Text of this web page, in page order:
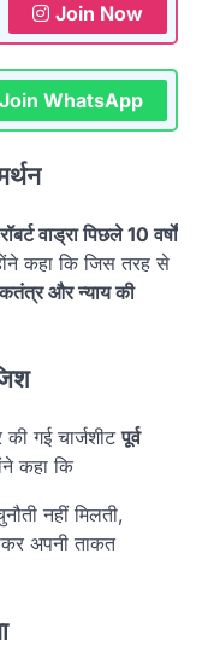
Join Now
Join WhatsApp
वाड्रा पिछले 10 वर्षों
कहा कि जिस तरह से
और न्याय की
की गई चार्जशीटपूर्व
कहा कि
नहीं मिलती,
अपनी ताकत